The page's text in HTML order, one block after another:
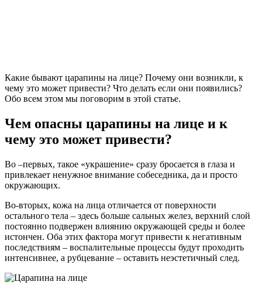
Какие бывают царапины на лице? Почему они возникли, к
чему это может привести? Что делать если они появились?
Обо всем этом мы поговорим в этой статье.
Чем опасны царапины на лице и к
чему это может привести?
Во –первых, такое «украшение» сразу бросается в глаза и
привлекает ненужное внимание собеседника, да и просто
окружающих.
Во-вторых, кожа на лица отличается от поверхности
остального тела – здесь больше сальных желез, верхний слой
постоянно подвержен влиянию окружающей среды и более
истончен. Оба этих фактора могут привести к негативным
последствиям – воспалительные процессы будут проходить
интенсивнее, а рубцевание – оставить неэстетичный след.